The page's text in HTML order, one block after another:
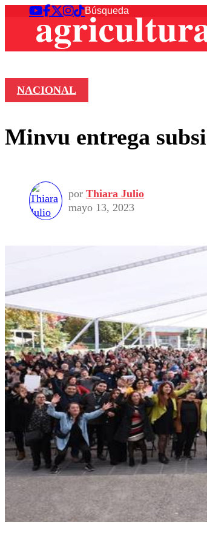
NACIONAL
Minvu entrega
por Thiara Julio
mayo 13, 2023